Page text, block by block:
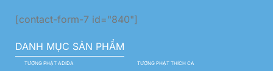
[contact-form-7 id="840"]
DANH MỤC SẢN PHẨM
TƯỢNG PHẬT ADIDA TƯỢNG PHẬT THÍCH CA